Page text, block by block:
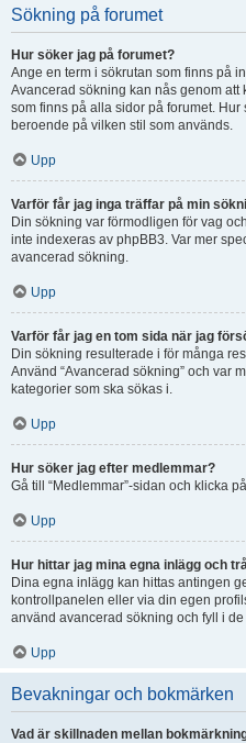
Sökning på forumet
Hur söker jag på forumet?
Ange en term i sökrutan som finns på
Avancerad sökning kan nås genom att
som finns på alla sidor på forumet.
beroende på vilken stil som används.
Upp
Varför får jag inga träffar på min
Din sökning var förmodligen för vag
inte indexeras av phpBB3. Var mer
avancerad sökning.
Upp
Varför får jag en tom sida när jag
Din sökning resulterade i för många
Använd “Avancerad sökning” och var
kategorier som ska sökas i.
Upp
Hur söker jag efter medlemmar?
Gå till “Medlemmar”-sidan och klicka
Upp
Hur hittar jag mina egna inlägg och
Dina egna inlägg kan hittas antingen
kontrollpanelen eller via din egen
använd avancerad sökning och fyll i
Upp
Bevakningar och bokmärken
Vad är skillnaden mellan